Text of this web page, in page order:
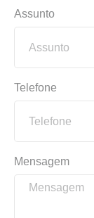
Assunto
Telefone
Mensagem